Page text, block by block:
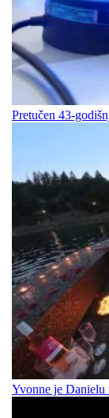
Pretučen 43-
Yvonne je Danielu